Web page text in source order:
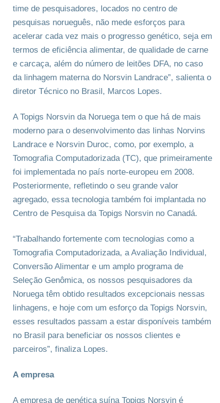
time de pesquisadores, locados no centro de
pesquisas norueguês, não mede esforços para
acelerar cada vez mais o progresso genético, seja em
termos de eficiência alimentar, de qualidade de carne
e carcaça, além do número de leitões DFA, no caso
da linhagem materna do Norsvin Landrace”, salienta o
diretor Técnico no Brasil, Marcos Lopes.
A Topigs Norsvin da Noruega tem o que há de mais
moderno para o desenvolvimento das linhas Norvins
Landrace e Norsvin Duroc, como, por exemplo, a
Tomografia Computadorizada (TC), que primeiramente
foi implementada no país norte-europeu em 2008.
Posteriormente, refletindo o seu grande valor
agregado, essa tecnologia também foi implantada no
Centro de Pesquisa da Topigs Norsvin no Canadá.
“Trabalhando fortemente com tecnologias como a
Tomografia Computadorizada, a Avaliação Individual,
Conversão Alimentar e um amplo programa de
Seleção Genômica, os nossos pesquisadores da
Noruega têm obtido resultados excepcionais nessas
linhagens, e hoje com um esforço da Topigs Norsvin,
esses resultados passam a estar disponíveis também
no Brasil para beneficiar os nossos clientes e
parceiros”, finaliza Lopes.
A empresa
A empresa de genética suína Topigs Norsvin é